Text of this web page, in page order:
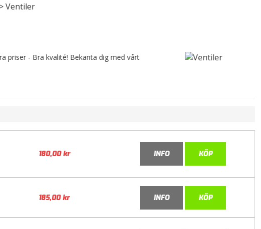
> Ventiler
priser - Bra kvalité! Bekanta dig med vårt
180,00kr INFO KÖP
185,00kr INFO KÖP